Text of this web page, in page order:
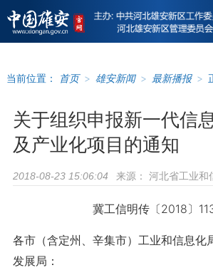
当前位置： 首页 > 雄安新闻 > 最新播报 >
关于组织申报新一代信
及产业化项目的通知
2018-08-23 15:06:04 来源： 河北省工业和
冀工信明传〔2018〕
各市（含定州、辛集市）工业和信息化
发展局：